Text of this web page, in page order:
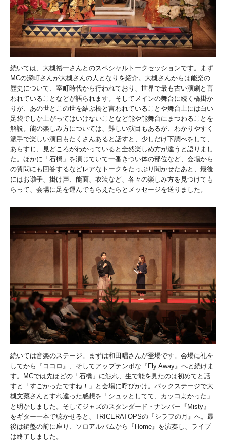
続いては、大槻裕一さんとのスペシャルトークセッションです。まず
MCの深町さんが大槻さんの人となりを紹介。大槻さんからは能楽の
歴史について、室町時代から行われており、世界で最も古い演劇と言
われていることなどが語られます。そしてメインの舞台に続く橋掛か
りが、あの世とこの世を結ぶ橋と言われていることや舞台上には白い
足袋でしか上がってはいけないことなど能や能舞台にまつわることを
解説。能の楽しみ方については、難しい演目もあるが、わかりやすく
派手で楽しい演目もたくさんあると話すと、少しだけ下調べをして、
あらすじ、見どころがわかっていると全然楽しめ方が違うと語りまし
た。ほかに「石橋」を演じていて一番きつい体の部位など、会場から
の質問にも回答するなどレアなトークをたっぷり聞かせたあと、最後
にはお囃子、掛け声、能面、衣装など、各々の楽しみ方を見つけても
らって、会場に足を運んでもらえたらとメッセージを送りました。
続いては音楽のステージ。まずは和田唱さんが登場です。会場に礼を
してから『ココロ』、そしてアップテンポな『Fly Away』へと続けま
す。MCでは先ほどの「石橋」に触れ、生で能を見たのは初めてと話
すと「すごかったですね！」と会場に呼びかけ。バックステージで大
槻文藏さんとすれ違った感想を「シュッとしてて、カッコよかった」
と明かしました。そしてジャズのスタンダード・ナンバー『Misty』
をギター一本で聴かせると、TRICERATOPSの『シラフの月』へ。最
後は鍵盤の前に座り、ソロアルバムから『Home』を演奏し、ライブ
は終了しました。